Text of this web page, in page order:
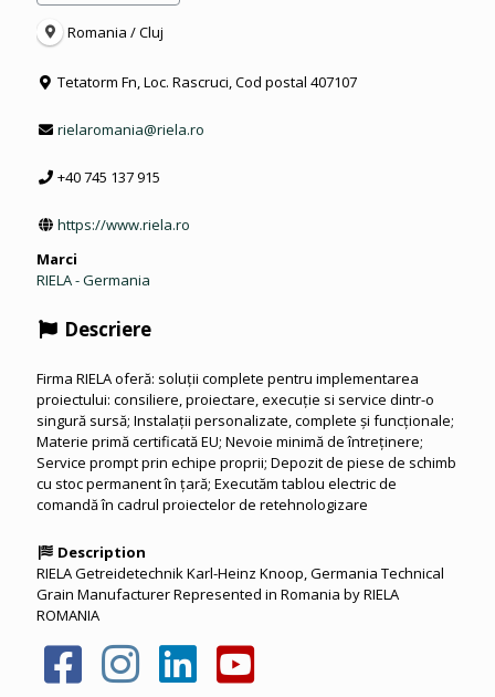
Romania / Cluj
Tetatorm Fn, Loc. Rascruci, Cod postal 407107
rielaromania@riela.ro
+40 745 137 915
https://www.riela.ro
Marci
RIELA - Germania
Descriere
Firma RIELA oferă: soluţii complete pentru implementarea
proiectului: consiliere, proiectare, execuție si service dintr-o
singură sursă; Instalaţii personalizate, complete şi funcţionale;
Materie primă certificată EU; Nevoie minimă de întreținere;
Service prompt prin echipe proprii; Depozit de piese de schimb
cu stoc permanent în ţară; Executăm tablou electric de
comandă în cadrul proiectelor de retehnologizare
Description
RIELA Getreidetechnik Karl-Heinz Knoop, Germania Technical
Grain Manufacturer Represented in Romania by RIELA
ROMANIA